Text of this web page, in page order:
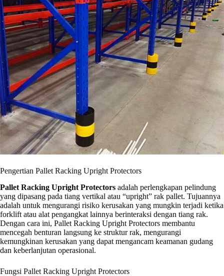
Pengertian Pallet Racking Upright Protectors
Pallet Racking Upright Protectors adalah perlengkapan pelindung
yang dipasang pada tiang vertikal atau “upright” rak pallet. Tujuannya
adalah untuk mengurangi risiko kerusakan yang mungkin terjadi ketika
forklift atau alat pengangkat lainnya berinteraksi dengan tiang rak.
Dengan cara ini, Pallet Racking Upright Protectors membantu
mencegah benturan langsung ke struktur rak, mengurangi
kemungkinan kerusakan yang dapat mengancam keamanan gudang
dan keberlanjutan operasional.
Fungsi Pallet Racking Upright Protectors